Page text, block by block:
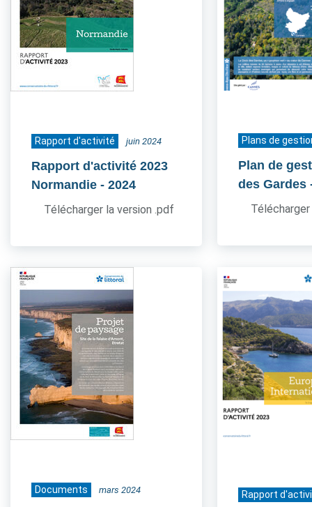
Rapport d'activité juin 2024
Rapport d'activité 2023
Normandie - 2024
Télécharger la version .pdf
Plans de
Plan de
des Gardes
Documents mars 2024 Rapport